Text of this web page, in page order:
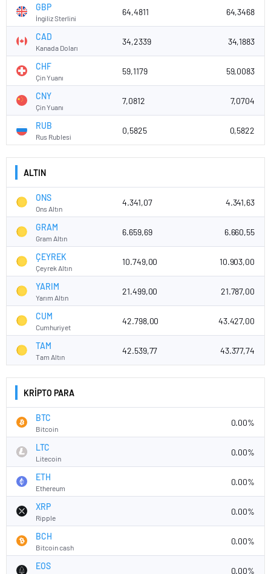
GBP
İngiliz Sterlini
64,4811 64,3468
CAD
Kanada Doları
34,2339 34,1883
CHF
Çin Yuanı
59,1179 59,0083
CNY
Çin Yuanı
7,0812 7,0704
RUB
Rus Rublesi
0,5825 0,5822
ALTIN
ONS
Ons Altın
4.341,07 4.341,63
GRAM
Gram Altın
6.659,69 6.660,55
ÇEYREK
Çeyrek Altın
10.749,00 10.903,00
YARIM
Yarım Altın
21.499,00 21.787,00
CUM
Cumhuriyet
42.798,00 43.427,00
TAM
Tam Altın
42.539,77 43.377,74
KRİPTO PARA
BTC
Bitcoin
0.00%
LTC
Litecoin
0.00%
ETH
Ethereum
0.00%
XRP
Ripple
0.00%
BCH
Bitcoin cash
0.00%
EOS 0.00%